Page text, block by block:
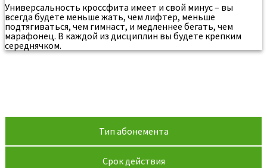
Универсальность кроссфита имеет и свой минус – вы
всегда будете меньше жать, чем лифтер, меньше
подтягиваться, чем гимнаст, и медленнее бегать, чем
марафонец. В каждой из дисциплин вы будете крепким
середнячком.
Тип абонемента
Срок действия